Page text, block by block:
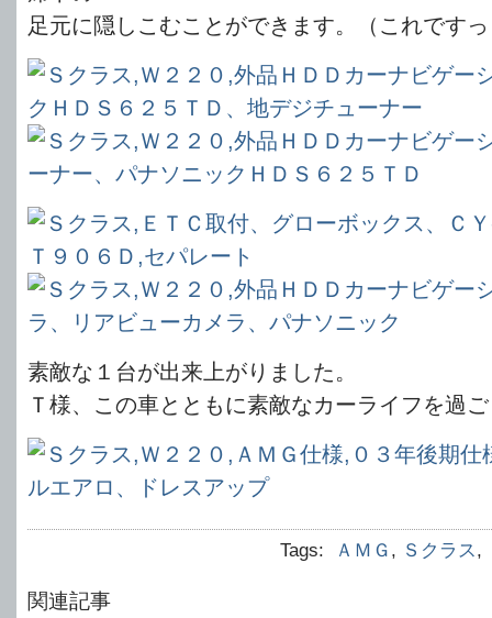
足元に隠しこむことができます。（これです
素敵な１台が出来上がりました。
Ｔ様、この車とともに素敵なカーライフを過
Tags: ＡＭＧ , Ｓクラス ,
関連記事